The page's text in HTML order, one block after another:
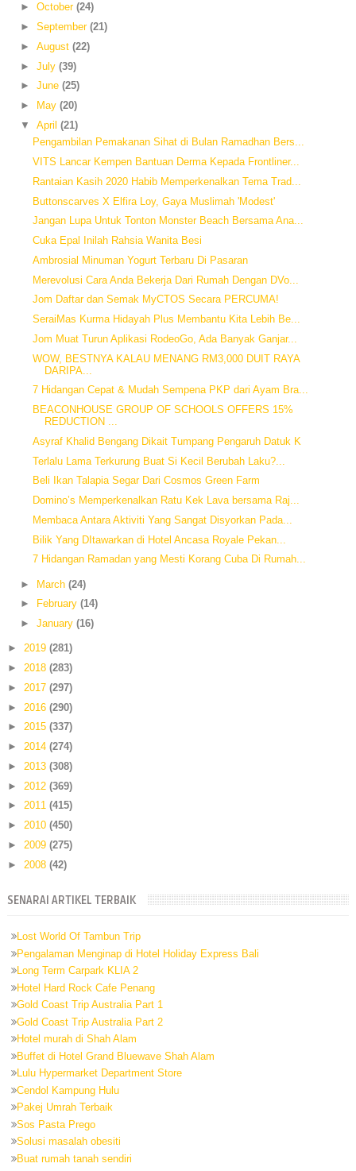
► October (24)
► September (21)
► August (22)
► July (39)
► June (25)
►
May (20)
▼ April (21)
Pengambilan Pemakanan Sihat di Bulan Ramadhan Bers...
VITS Lancar Kempen Bantuan Derma Kepada Frontliner...
Rantaian Kasih 2020 Habib Memperkenalkan Tema Trad...
Buttonscarves X Elfira Loy, Gaya Muslimah 'Modest'
Jangan Lupa Untuk Tonton Monster Beach Bersama Ana...
Cuka Epal Inilah Rahsia Wanita Besi
Ambrosial Minuman Yogurt Terbaru Di Pasaran
Merevolusi Cara Anda Bekerja Dari Rumah Dengan DVo...
Jom Daftar dan Semak MyCTOS Secara PERCUMA!
SeraiMas Kurma Hidayah Plus Membantu Kita Lebih Be...
Jom Muat Turun Aplikasi RodeoGo, Ada Banyak Ganjar...
WOW, BESTNYA KALAU MENANG RM3,000 DUIT RAYA
DARIPA...
7 Hidangan Cepat & Mudah Sempena PKP dari Ayam Bra...
BEACONHOUSE GROUP OF SCHOOLS OFFERS 15%
REDUCTION ...
Asyraf Khalid Bengang Dikait Tumpang Pengaruh Datuk K
Terlalu Lama Terkurung Buat Si Kecil Berubah Laku?...
Beli Ikan Talapia Segar Dari Cosmos Green Farm
Domino’s Memperkenalkan Ratu Kek Lava bersama Raj...
Membaca Antara Aktiviti Yang Sangat Disyorkan Pada...
Bilik Yang DItawarkan di Hotel Ancasa Royale Pekan...
7 Hidangan Ramadan yang Mesti Korang Cuba Di Rumah...
► March (24)
►
February (14)
► January (16)
► 2019 (281)
► 2018 (283)
► 2017 (297)
► 2016 (290)
► 2015 (337)
► 2014 (274)
► 2013 (308)
► 2012 (369)
► 2011 (415)
► 2010 (450)
► 2009 (275)
► 2008 (42)
SENARAI ARTIKEL TERBAIK
Lost World Of Tambun Trip
Pengalaman Menginap di Hotel Holiday Express Bali
Long Term Carpark KLIA 2
Hotel Hard Rock Cafe Penang
Gold Coast Trip Australia Part 1
Gold Coast Trip Australia Part 2
Hotel murah di Shah Alam
Buffet di Hotel Grand Bluewave Shah Alam
Lulu Hypermarket Department Store
Cendol Kampung Hulu
Pakej Umrah Terbaik
Sos Pasta Prego
Solusi masalah obesiti
Buat rumah tanah sendiri